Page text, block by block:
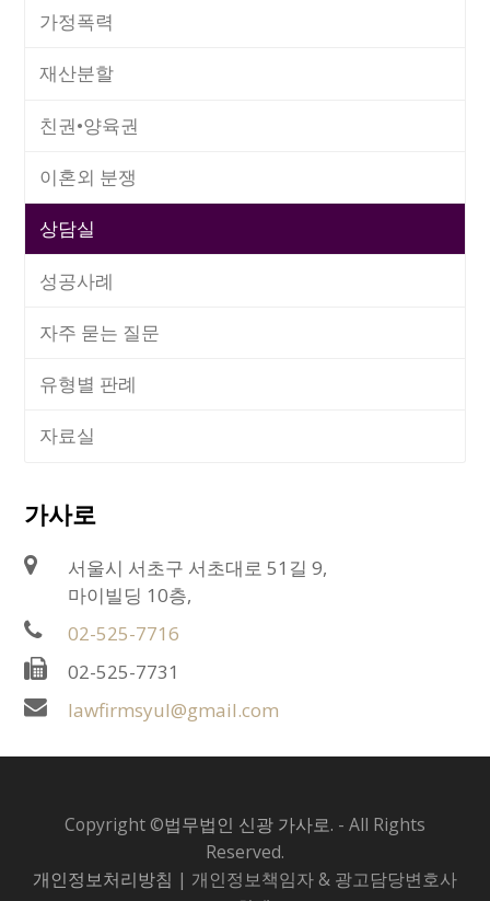
가정폭력
재산분할
친권•양육권
이혼외 분쟁
상담실
성공사례
자주 묻는 질문
유형별 판례
자료실
가사로
서울시 서초구 서초대로 51길 9,
마이빌딩 10층,
02-525-7716
02-525-7731
lawfirmsyul@gmail.com
Copyright ©법무법인 신광 가사로. - All Rights
Reserved.
개인정보처리방침 | 개인정보책임자 & 광고담당변호사